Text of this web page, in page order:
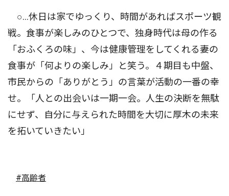
○…休日は家でゆっくり、時間があればスポーツ観
戦。食事が楽しみのひとつで、独身時代は母の作る
「おふくろの味」、今は健康管理をしてくれる妻の
食事が「何よりの楽しみ」と笑う。４期目も中盤、
市民からの「ありがとう」の言葉が活動の一番の幸
せ。「人との出会いは一期一会。人生の決断を無駄
にせず、自分に与えられた時間を大切に厚木の未来
を拓いていきたい」
#高齢者